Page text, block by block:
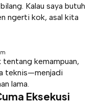
Kalau saya butuh
ngerti kok, asal kita
tentang kemampuan,
teknis—menjadi
lama.
Eksekusi